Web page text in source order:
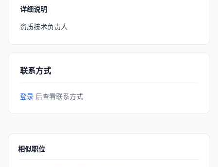
详细说明
资质技术负责人
联系方式
登录 后查看联系方式
相似职位